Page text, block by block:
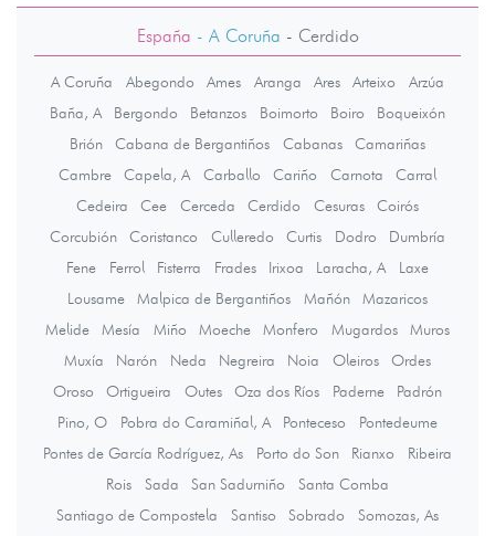
España - A Coruña - Cerdido
A Coruña Abegondo Ames Aranga Ares Arteixo
Arzúa
Baña, A
Bergondo Betanzos Boimorto Boiro
Boqueixón
Brión
Cabana de Bergantiños Cabanas
Camariñas
Cambre
Capela, A Carballo Cariño Carnota
Carral
Cedeira
Cee Cerceda Cerdido Cesuras
Coirós
Corcubión
Coristanco Culleredo Curtis Dodro
Dumbría
Fene
Ferrol Fisterra Frades Irixoa Laracha, A
Laxe
Lousame
Malpica de Bergantiños Mañón
Mazaricos
Melide
Mesía Miño Moeche Monfero Mugardos
Muros
Muxía
Narón Neda Negreira Noia Oleiros
Ordes
Oroso
Ortigueira Outes Oza dos Ríos Paderne
Padrón
Pino, O
Pobra do Caramiñal, A Ponteceso
Pontedeume
Pontes de García Rodríguez, As
Porto do Son Rianxo
Ribeira
Rois
Sada San Sadurniño
Santa Comba
Santiago de Compostela
Santiso Sobrado
Somozas, As